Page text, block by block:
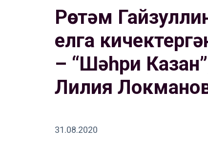
Рөстәм
елга
– “Шәһри
Лилия
31.08.2020